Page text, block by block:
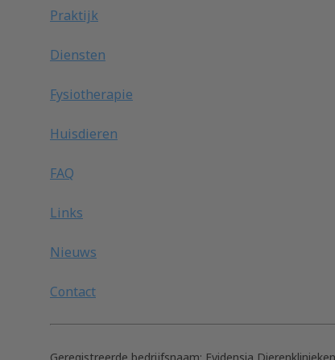
Praktijk
Diensten
Fysiotherapie
Huisdieren
FAQ
Links
Nieuws
Contact